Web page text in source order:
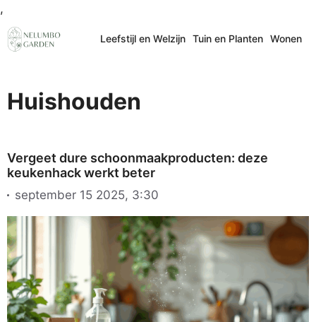
,
naar
de
Leefstijl en Welzijn Tuin en Planten Wonen
Huishouden
Vergeet dure schoonmaakproducten: deze
keukenhack werkt beter
september 15 2025, 3:30